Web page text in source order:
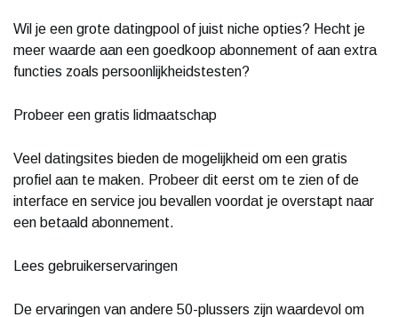
Wil je een grote datingpool of juist niche opties? Hecht je
meer waarde aan een goedkoop abonnement of aan extra
functies zoals persoonlijkheidstesten?
Probeer een gratis lidmaatschap
Veel datingsites bieden de mogelijkheid om een gratis
profiel aan te maken. Probeer dit eerst om te zien of de
interface en service jou bevallen voordat je overstapt naar
een betaald abonnement.
Lees gebruikerservaringen
De ervaringen van andere 50-plussers zijn waardevol om